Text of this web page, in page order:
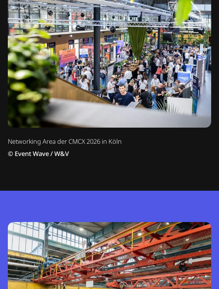
Networking Area der CMCX 2026 in Köln
© Event Wave / W&V